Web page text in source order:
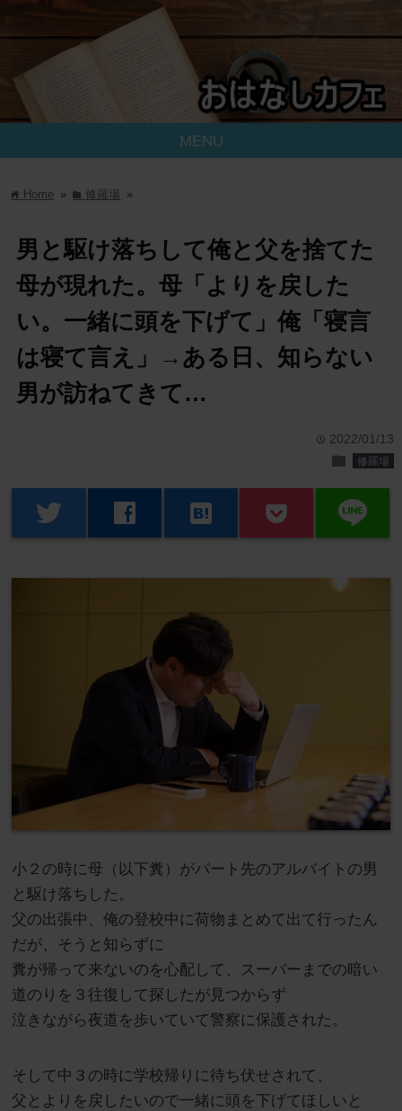
MENU
home Home » folder修羅場 »
男と駆け落ちして俺と父を捨てた
母が現れた。母「よりを戻した
い。一緒に頭を下げて」俺「寝言
は寝て言え」→ある日、知らない
男が訪ねてきて…
time 2022/01/13
folder 修羅場
twitter facebook hatenabookmark line
小２の時に母（以下糞）がパート先のアルバイトの男
と駆け落ちした。
父の出張中、俺の登校中に荷物まとめて出て行ったん
だが、そうと知らずに
糞が帰って来ないのを心配して、スーパーまでの暗い
道のりを３往復して探したが見つからず
泣きながら夜道を歩いていて警察に保護された。
そして中３の時に学校帰りに待ち伏せされて、
父とよりを戻したいので一緒に頭を下げてほしいと